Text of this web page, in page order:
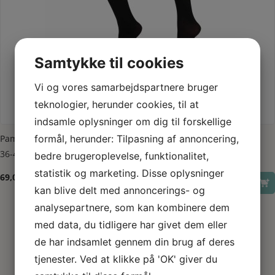
Se produktDette vare har flere varianter. Mulighederne kan vælges på varesiden
Pamela Mann Strømpebukser Black
36-42
44-46
48-52
69,00
kr.
Samtykke til cookies
Vi og vores samarbejdspartnere bruger
teknologier, herunder cookies, til at
indsamle oplysninger om dig til forskellige
formål, herunder: Tilpasning af annoncering,
bedre brugeroplevelse, funktionalitet,
statistik og marketing. Disse oplysninger
kan blive delt med annoncerings- og
analysepartnere, som kan kombinere dem
med data, du tidligere har givet dem eller
de har indsamlet gennem din brug af deres
tjenester. Ved at klikke på 'OK' giver du